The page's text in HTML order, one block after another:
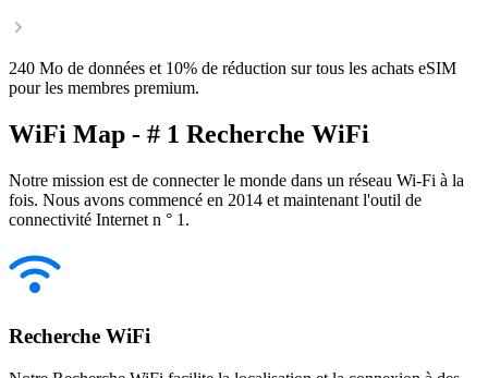
240 Mo de données et 10% de réduction sur tous les achats eSIM
pour les membres premium.
WiFi Map - # 1 Recherche WiFi
Notre mission est de connecter le monde dans un réseau Wi-Fi à la
fois. Nous avons commencé en 2014 et maintenant l'outil de
connectivité Internet n ° 1.
Recherche WiFi